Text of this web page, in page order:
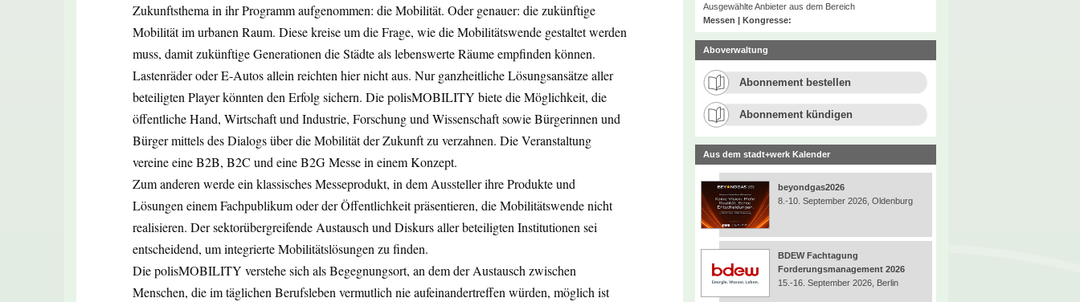
Zukunftsthema in ihr Programm aufgenommen: die Mobilität. Oder genauer: die zukünftige
Mobilität im urbanen Raum. Diese kreise um die Frage, wie die Mobilitätswende gestaltet werden
muss, damit zukünftige Generationen die Städte als lebenswerte Räume empfinden können.
Lastenräder oder E-Autos allein reichten hier nicht aus. Nur ganzheitliche Lösungsansätze aller
beteiligten Player könnten den Erfolg sichern. Die polisMOBILITY biete die Möglichkeit, die
öffentliche Hand, Wirtschaft und Industrie, Forschung und Wissenschaft sowie Bürgerinnen und
Bürger mittels des Dialogs über die Mobilität der Zukunft zu verzahnen. Die Veranstaltung
vereine eine B2B, B2C und eine B2G Messe in einem Konzept.
Zum anderen werde ein klassisches Messeprodukt, in dem Aussteller ihre Produkte und
Lösungen einem Fachpublikum oder der Öffentlichkeit präsentieren, die Mobilitätswende nicht
realisieren. Der sektorübergreifende Austausch und Diskurs aller beteiligten Institutionen sei
entscheidend, um integrierte Mobilitätslösungen zu finden.
Die polisMOBILITY verstehe sich als Begegnungsort, an dem der Austausch zwischen
Menschen, die im täglichen Berufsleben vermutlich nie aufeinandertreffen würden, möglich ist
Ausgewählte Anbieter aus dem Bereich
Messen | Kongresse:
Aboverwaltung
Abonnement bestellen
Abonnement kündigen
Aus dem stadt+werk Kalender
beyondgas2026
8.-10. September 2026, Oldenburg
BDEW Fachtagung
Forderungsmanagement 2026
15.-16. September 2026, Berlin